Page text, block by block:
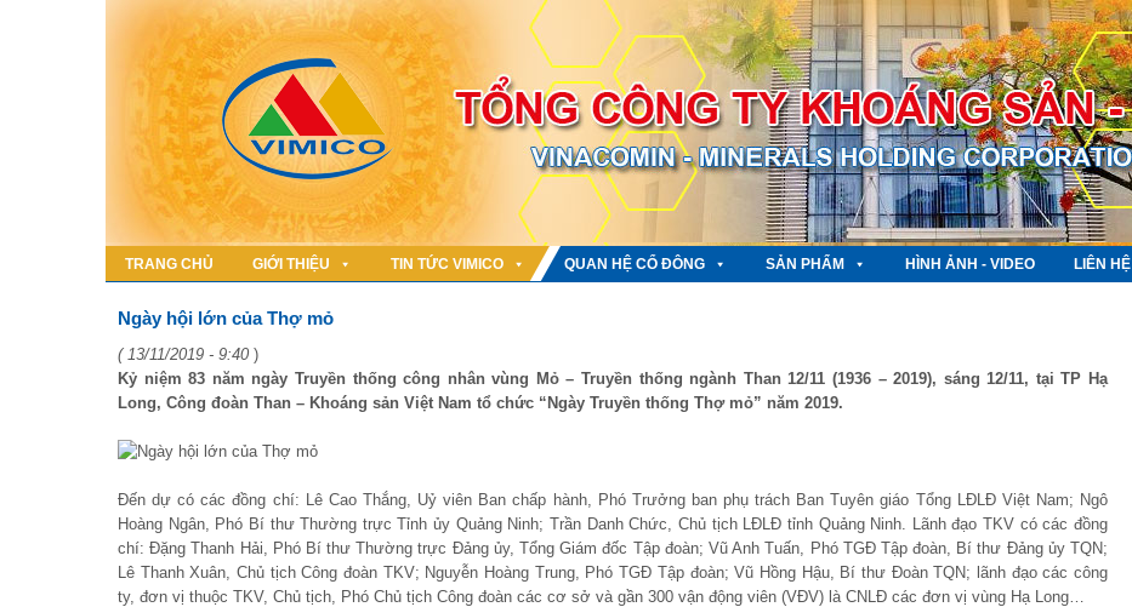
TRANG CHỦ GIỚI THIỆU TIN TỨC VIMICO QUAN HỆ CỔ ĐÔNG SẢN PHẨM HÌNH ẢNH - VIDEO LIÊN HỆ
Ngày hội lớn của Thợ mỏ
( 13/11/2019 - 9:40 )
Kỷ niệm 83 năm ngày Truyền thống công nhân vùng Mỏ – Truyền thống ngành Than 12/11 (1936 – 2019), sáng 12/11, tại TP Hạ
Long, Công đoàn Than – Khoáng sản Việt Nam tổ chức “Ngày Truyền thống Thợ mỏ” năm 2019.
Đến dự có các đồng chí: Lê Cao Thắng, Uỷ viên Ban chấp hành, Phó Trưởng ban phụ trách Ban Tuyên giáo Tổng LĐLĐ Việt Nam; Ngô
Hoàng Ngân, Phó Bí thư Thường trực Tỉnh ủy Quảng Ninh; Trần Danh Chức, Chủ tịch LĐLĐ tỉnh Quảng Ninh. Lãnh đạo TKV có các đồng
chí: Đặng Thanh Hải, Phó Bí thư Thường trực Đảng ủy, Tổng Giám đốc Tập đoàn; Vũ Anh Tuấn, Phó TGĐ Tập đoàn, Bí thư Đảng ủy TQN;
Lê Thanh Xuân, Chủ tịch Công đoàn TKV; Nguyễn Hoàng Trung, Phó TGĐ Tập đoàn; Vũ Hồng Hậu, Bí thư Đoàn TQN; lãnh đạo các công
ty, đơn vị thuộc TKV, Chủ tịch, Phó Chủ tịch Công đoàn các cơ sở và gần 300 vận động viên (VĐV) là CNLĐ các đơn vị vùng Hạ Long…